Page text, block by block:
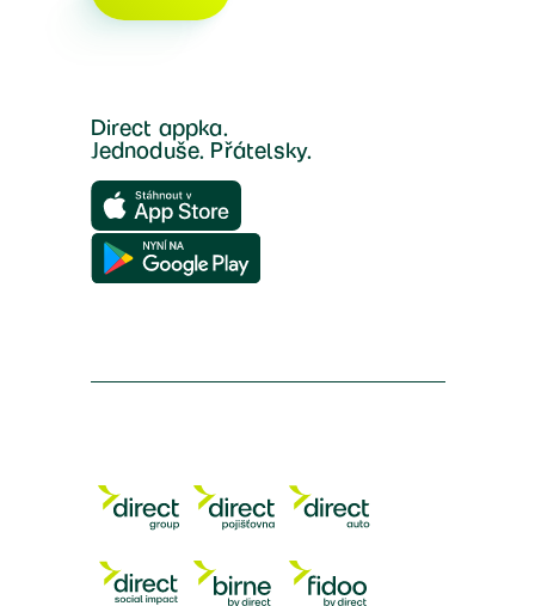
Direct appka.
Jednoduše. Přátelsky.